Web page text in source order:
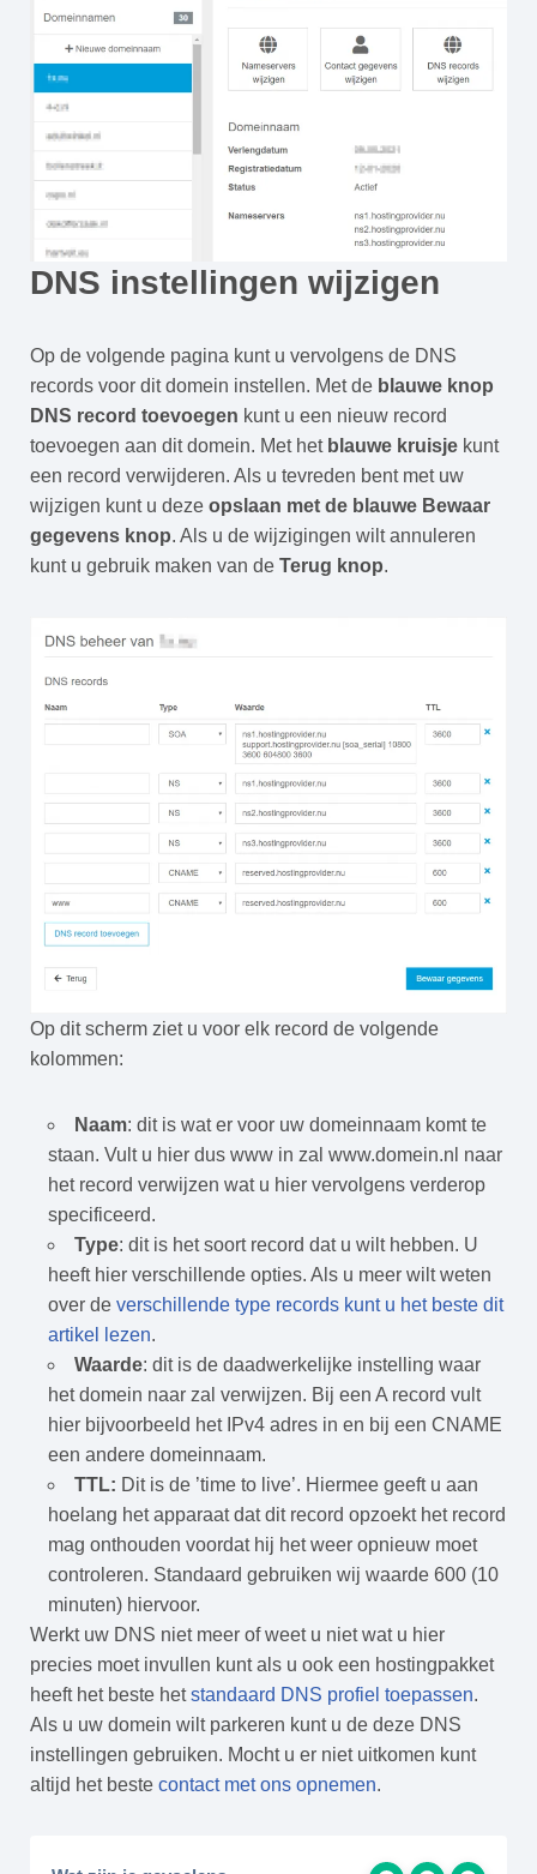
DNS instellingen wijzigen
Op de volgende pagina kunt u vervolgens de DNS
records voor dit domein instellen. Met de blauwe knop
DNS record toevoegen kunt u een nieuw record
toevoegen aan dit domein. Met het blauwe kruisje kunt
een record verwijderen. Als u tevreden bent met uw
wijzigen kunt u deze opslaan met de blauwe Bewaar
gegevens knop. Als u de wijzigingen wilt annuleren
kunt u gebruik maken van de Terug knop.
Op dit scherm ziet u voor elk record de volgende
kolommen:
Naam: dit is wat er voor uw domeinnaam komt te
staan. Vult u hier dus www in zal www.domein.nl naar
het record verwijzen wat u hier vervolgens verderop
specificeerd.
Type: dit is het soort record dat u wilt hebben. U
heeft hier verschillende opties. Als u meer wilt weten
over de verschillende type records kunt u het beste dit
artikel lezen.
Waarde: dit is de daadwerkelijke instelling waar
het domein naar zal verwijzen. Bij een A record vult
hier bijvoorbeeld het IPv4 adres in en bij een CNAME
een andere domeinnaam.
TTL: Dit is de ’time to live’. Hiermee geeft u aan
hoelang het apparaat dat dit record opzoekt het record
mag onthouden voordat hij het weer opnieuw moet
controleren. Standaard gebruiken wij waarde 600 (10
minuten) hiervoor.
Werkt uw DNS niet meer of weet u niet wat u hier
precies moet invullen kunt als u ook een hostingpakket
heeft het beste hetstandaard DNS profiel toepassen.
Als u uw domein wilt parkeren kunt u de deze DNS
instellingen gebruiken. Mocht u er niet uitkomen kunt
altijd het beste contact met ons opnemen.